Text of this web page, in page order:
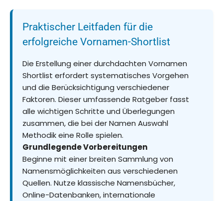
Praktischer Leitfaden für die
erfolgreiche Vornamen-Shortlist
Die Erstellung einer durchdachten Vornamen
Shortlist erfordert systematisches Vorgehen
und die Berücksichtigung verschiedener
Faktoren. Dieser umfassende Ratgeber fasst
alle wichtigen Schritte und Überlegungen
zusammen, die bei der Namen Auswahl
Methodik eine Rolle spielen.
Grundlegende Vorbereitungen
Beginne mit einer breiten Sammlung von
Namensmöglichkeiten aus verschiedenen
Quellen. Nutze klassische Namensbücher,
Online-Datenbanken, internationale